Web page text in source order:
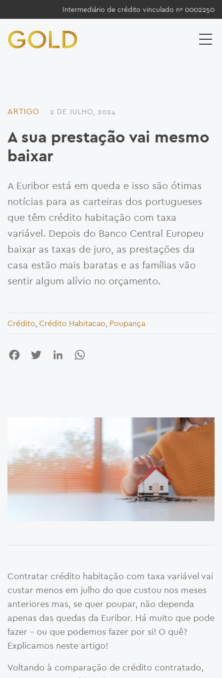
Intermediário de crédito vinculado nº 0002250
ARTIGO 2 DE JULHO, 2024
A sua prestação vai mesmo
baixar
A Euribor está em queda e isso são ótimas
notícias para as carteiras dos portugueses
que têm crédito habitação com taxa
variável. Depois do Banco Central Europeu
baixar as taxas de juro, as prestações da
casa estão mais baratas e as famílias vão
sentir algum alívio no orçamento.
Crédito, Crédito Habitacao, Poupança
FacebookTwitter LinkedIn
Contratar crédito habitação com taxa variável vai
custar menos em julho do que custou nos meses
anteriores mas, se quer poupar, não dependa
apenas das quedas da Euribor. Há muito que pode
fazer – ou que podemos fazer por si! O quê?
Explicamos neste artigo!
Voltando à comparação de crédito contratado,